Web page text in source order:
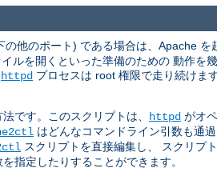
他のポート) である場合は、Apache を
ルを開くといった準備のための 動作を
httpd プロセスは root 権限で走り続けま
です。このスクリプトは、 httpd がオ
はどんなコマンドライン引数も通
スクリプトを直接編集し、 スクリプ
指定したりすることができます。